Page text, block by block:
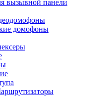
вызывной панели
домофоны